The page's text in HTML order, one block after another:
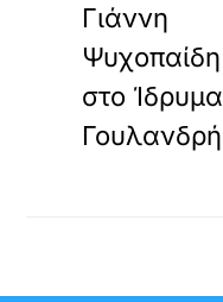
Γιάννη
Ψυχοπαίδη
στο Ίδρυμα
Γουλανδρή